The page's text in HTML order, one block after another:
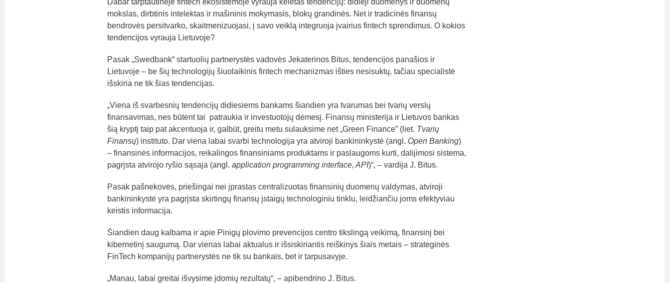
Dabar tarptautinėje fintech ekosistemoje vyrauja keletas tendencijų: didieji duomenys ir duomenų
mokslas, dirbtinis intelektas ir mašininis mokymasis, blokų grandinės. Net ir tradicinės finansų
bendrovės persitvarko, skaitmenizuojasi, į savo veiklą integruoja įvairius fintech sprendimus. O kokios
tendencijos vyrauja Lietuvoje?
Pasak „Swedbank“ startuolių partnerystės vadovės Jekaterinos Bitus, tendencijos panašios ir
Lietuvoje – be šių technologijų šiuolaikinis fintech mechanizmas išties nesisuktų, tačiau specialistė
išskiria ne tik šias tendencijas.
„Viena iš svarbesnių tendencijų didiesiems bankams šiandien yra tvarumas bei tvarių verslų
finansavimas, nes būtent tai patraukia ir investuotojų dėmesį. Finansų ministerija ir Lietuvos bankas
šią kryptį taip pat akcentuoja ir, galbūt, greitu metu sulauksime net „Green Finance” (liet. Tvarių
Finansų) instituto. Dar viena labai svarbi technologija yra atviroji bankininkystė (angl. Open Banking)
– finansinės informacijos, reikalingos finansiniams produktams ir paslaugoms kurti, dalijimosi sistema,
pagrįsta atvirojo ryšio sąsaja (angl. application programming interface, API)“, – vardija J. Bitus.
Pasak pašnekovės, priešingai nei įprastas centralizuotas finansinių duomenų valdymas, atviroji
bankininkystė yra pagrįsta skirtingų finansų įstaigų technologiniu tinklu, leidžiančiu joms efektyviau
keistis informacija.
Šiandien daug kalbama ir apie Pinigų plovimo prevencijos centro tikslingą veikimą, finansinį bei
kibernetinį saugumą. Dar vienas labai aktualus ir išsiskiriantis reiškinys šiais metais – strateginės
FinTech kompanijų partnerystės ne tik su bankais, bet ir tarpusavyje.
„Manau, labai greitai išvysime įdomių rezultatų“, – apibendrino J. Bitus.